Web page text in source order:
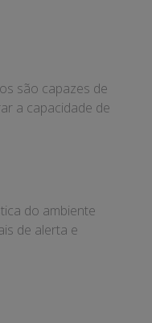
são capazes de
a capacidade de
do ambiente
de alerta e